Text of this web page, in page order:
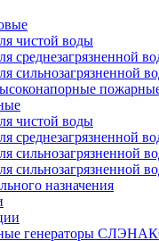
чистой воды
среднезагрязненной
сильнозагрязненной
чистой воды
среднезагрязненной
сильнозагрязненной
сильнозагрязненной
назначения
генераторы